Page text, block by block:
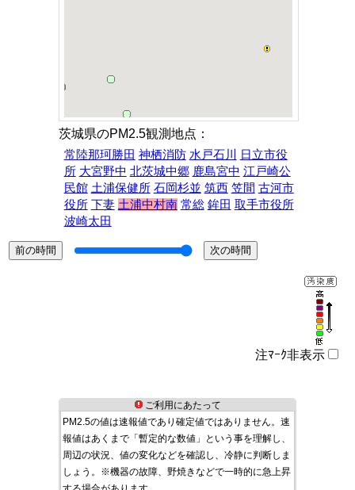
茨城県のPM2.5観測地点：
常陸那珂勝田 神栖消防 水戸石川
日立市役
所 大宮野中 北茨城中郷 鹿島宮中 江戸崎公
民館 土浦保健所 石岡杉並 筑西 笠間 古河市
役所 下妻 土浦中村南 常総 鉾田 取手市役所
波崎太田
注ﾏｰｸ非表示
ご利用にあたって
PM2.5の値は速報値であり確定値ではありません。速
報値はあくまで「暫定的な数値」という事を理解し、
周辺の状況、値の変化などを確認し、冷静に判断しま
しょう。※機器の故障、野焼きなどで一時的に急上昇